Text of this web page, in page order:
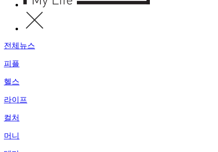
전체뉴스
피플
헬스
라이프
컬처
머니